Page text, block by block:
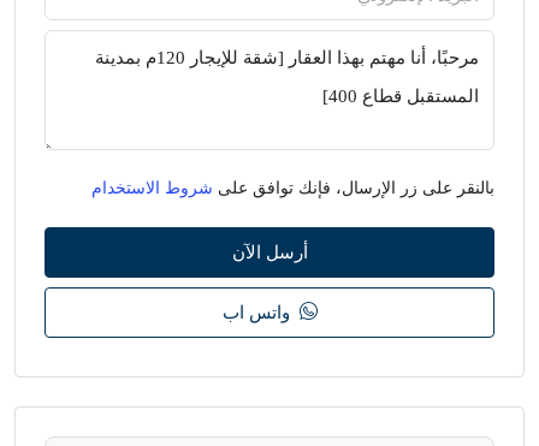
بالنقر على زر الإرسال، فإنك توافق على شروط الاستخدام
أرسل الآن
واتس اب